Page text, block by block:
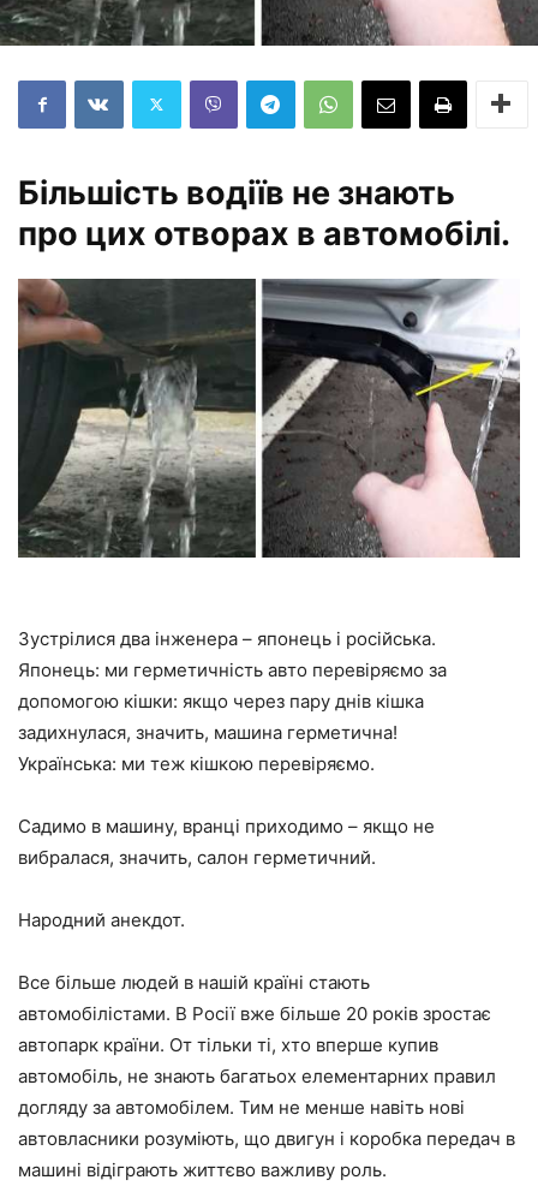
Більшість водіїв не знають
про цих отворах в автомобілі.
Зустрілися два інженера – японець і російська.
Японець: ми герметичність авто перевіряємо за
допомогою кішки: якщо через пару днів кішка
задихнулася, значить, машина герметична!
Українська: ми теж кішкою перевіряємо.
Садимо в машину, вранці приходимо – якщо не
вибралася, значить, салон герметичний.
Народний анекдот.
Все більше людей в нашій країні стають
автомобілістами. В Росії вже більше 20 років зростає
автопарк країни. От тільки ті, хто вперше купив
автомобіль, не знають багатьох елементарних правил
догляду за автомобілем. Тим не менше навіть нові
автовласники розуміють, що двигун і коробка передач в
машині відіграють життєво важливу роль.